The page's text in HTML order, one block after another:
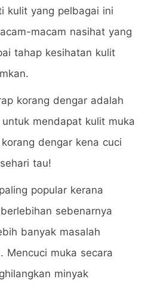
kulit yang pelbagai ini
macam nasihat yang
tahap kesihatan kulit
korang dengar adalah
mendapat kulit muka
dengar kena cuci
tau!
popular kerana
sebenarnya
banyak masalah
Mencuci muka secara
minyak